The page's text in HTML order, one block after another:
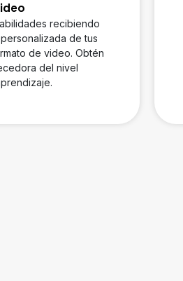
recibiendo
de tus
de video. Obtén
del nivel